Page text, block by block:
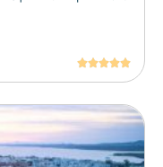




